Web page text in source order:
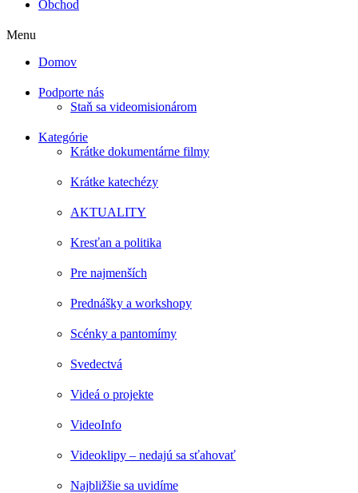
Obchod
Menu
Domov
Podporte nás
Staň sa videomisionárom
Kategórie
Krátke dokumentárne filmy
Krátke katechézy
AKTUALITY
Kresťan a politika
Pre najmenších
Prednášky a workshopy
Scénky a pantomímy
Svedectvá
Videá o projekte
VideoInfo
Videoklipy – nedajú sa sťahovať
Najbližšie sa uvidíme